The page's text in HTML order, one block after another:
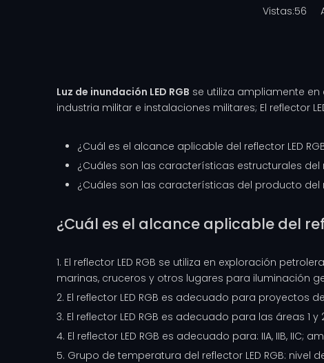
Vistas:56
Luz de inundación LED RGB se utiliza ampliamente
industria militar e instalaciones militares; El reflector
¿Cuál es el alcance aplicable del reflector LED
¿Cuáles son las características estructurales del
¿Cuáles son las características del producto del
¿Cuál es el alcance aplicable del
1. El reflector LED RGB se utiliza en exploración
marinas, cruceros y otros lugares para iluminación
2. El reflector LED RGB es adecuado para
3. El reflector LED RGB es adecuado para las áreas 1
4. El reflector LED RGB es adecuado para: IIA, IIB, IIC;
5. Grupo de temperatura del reflector LED RGB: nivel